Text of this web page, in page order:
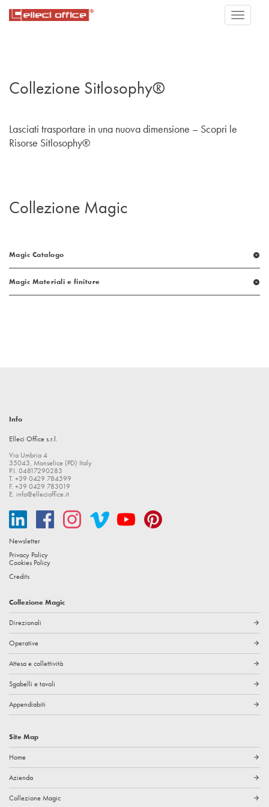
Collezione Sitlosophy®
Lasciati trasportare in una nuova dimensione – Scopri le
Risorse Sitlosophy®
Collezione Magic
Magic Catalogo arrow_drop_down_circle
Magic Materiali e finiture arrow_drop_down_circle
Info
Elleci Office s.r.l.
Via Umbria 4
35043, Monselice (PD) Italy
P.I. 04817290283
T. +39 0429 784599
F. +39 0429 783019
E. info@ellecioffice.it
Newsletter
Privacy Policy
Cookies Policy
Credits
Collezione Magic
Direzionali arrow_forward
Operative arrow_forward
Attesa e collettività arrow_forward
Sgabelli e tavoli arrow_forward
Appendiabiti arrow_forward
Site Map
Home arrow_forward
Azienda arrow_forward
Collezione Magic arrow_forward